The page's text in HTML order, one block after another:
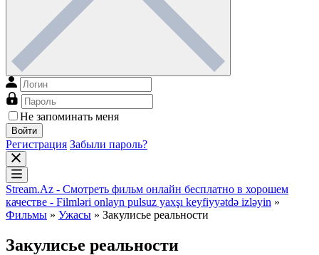
Не запоминать меня
Войти
Регистрация Забыли пароль?
Stream.Az - Смотреть фильм онлайн бесплатно в хорошем
качестве - Filmləri onlayn pulsuz yaxşı keyfiyyətdə izləyin »
Фильмы » Ужасы » Закулисье реальности
Закулисье реальности